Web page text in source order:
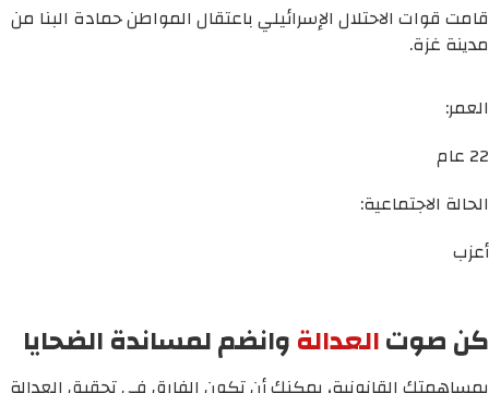
قامت قوات الاحتلال الإسرائيلي باعتقال المواطن حمادة البنا من
مدينة غزة.
العمر:
22 عام
الحالة الاجتماعية:
أعزب
كن صوتالعدالةوانضم لمساندة الضحايا